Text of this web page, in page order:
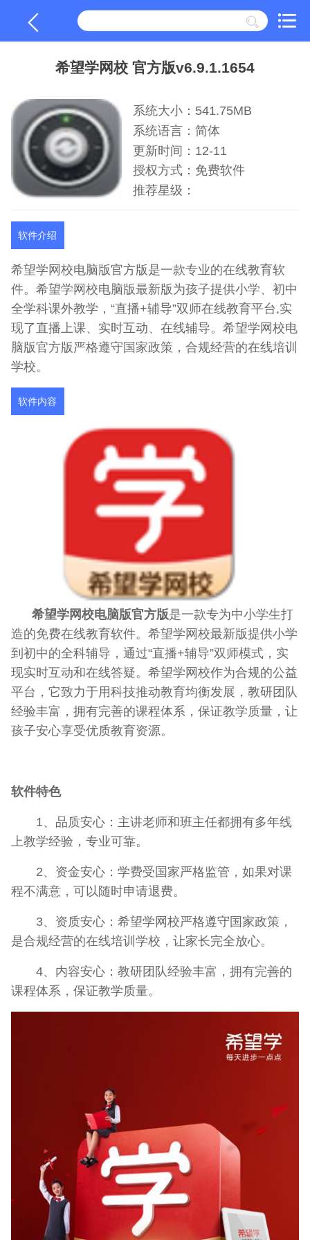
希望学网校 官方版v6.9.1.1654
系统大小：541.75MB
系统语言：简体
更新时间：12-11
授权方式：免费软件
推荐星级：
软件介绍
希望学网校电脑版官方版是一款专业的在线教育软
件。希望学网校电脑版最新版为孩子提供小学、初中
全学科课外教学，“直播+辅导”双师在线教育平台,实
现了直播上课、实时互动、在线辅导。希望学网校电
脑版官方版严格遵守国家政策，合规经营的在线培训
学校。
软件内容
希望学网校电脑版官方版是一款专为中小学生打
造的免费在线教育软件。希望学网校最新版提供小学
到初中的全科辅导，通过“直播+辅导”双师模式，实
现实时互动和在线答疑。希望学网校作为合规的公益
平台，它致力于用科技推动教育均衡发展，教研团队
经验丰富，拥有完善的课程体系，保证教学质量，让
孩子安心享受优质教育资源。
软件特色
1、品质安心：主讲老师和班主任都拥有多年线
上教学经验，专业可靠。
2、资金安心：学费受国家严格监管，如果对课
程不满意，可以随时申请退费。
3、资质安心：希望学网校严格遵守国家政策，
是合规经营的在线培训学校，让家长完全放心。
4、内容安心：教研团队经验丰富，拥有完善的
课程体系，保证教学质量。